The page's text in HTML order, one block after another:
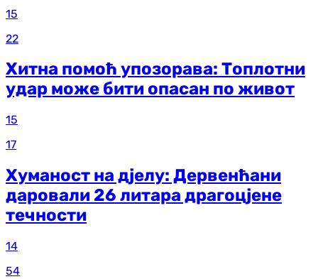
15
22
Хитна помоћ упозорава: Топлотни
удар може бити опасан по живот
15
17
Хуманост на дјелу: Дервенћани
даровали 26 литара драгоцјене
течности
14
54